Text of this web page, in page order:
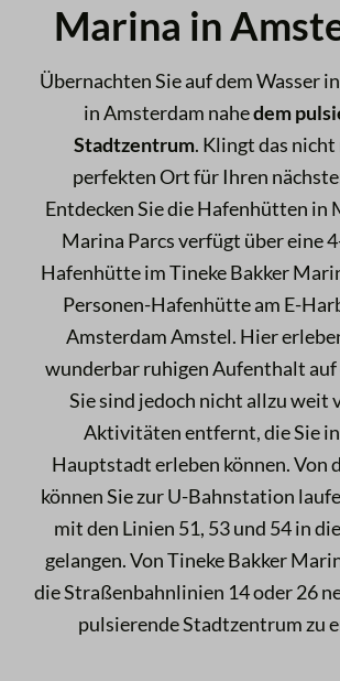
Marina in
Übernachten Sie auf dem Wasser
in Amsterdam nahedem
Stadtzentrum. Klingt das nicht
perfekten Ort für Ihren
Entdecken Sie die Hafenhütten in
Marina Parcs verfügt über eine
Hafenhütte im Tineke Bakker
Personen-Hafenhütte am E-
Amsterdam Amstel. Hier
wunderbar ruhigen Aufenthalt auf
Sie sind jedoch nicht allzu weit
Aktivitäten entfernt, die Sie
Hauptstadt erleben können. Von
können Sie zur U-Bahnstation
mit den Linien 51, 53 und 54 in
gelangen. Von Tineke Bakker
die Straßenbahnlinien 14 oder 26
pulsierende Stadtzentrum zu